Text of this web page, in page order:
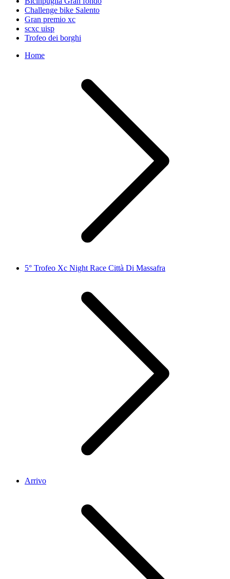
Challenge bike Salento
Gran premio xc
scxc uisp
Trofeo dei borghi
Home
5° Trofeo Xc Night Race Città Di Massafra
Arrivo